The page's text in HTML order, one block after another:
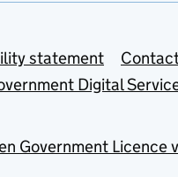
statement
Digital
Government Licence